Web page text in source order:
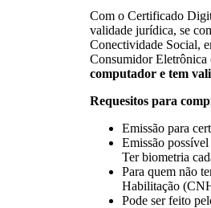
Com o Certificado
validade jurídica, se
Conectividade Social,
Consumidor Eletrônica
computador e tem
Requesitos para
Emissão para
Emissão
Ter biometria
Para quem não
Habilitação
Pode ser feito